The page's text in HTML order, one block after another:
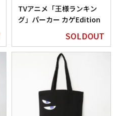
TVアニメ「王様ランキン
グ」パーカー カゲEdition
SOLDOUT